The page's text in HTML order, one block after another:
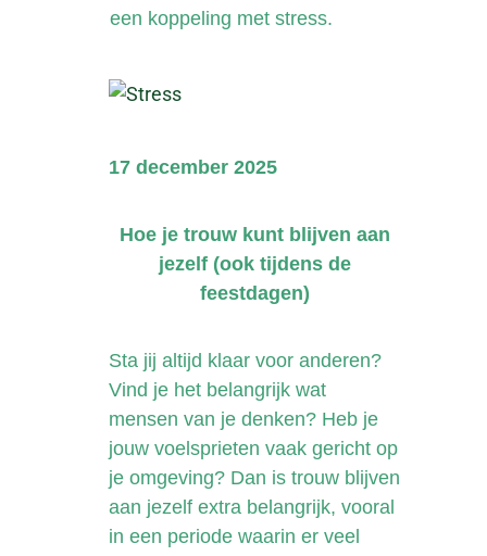
een koppeling met stress.
17 december 2025
Hoe je trouw kunt blijven aan
jezelf (ook tijdens de
feestdagen)
Sta jij altijd klaar voor anderen?
Vind je het belangrijk wat
mensen van je denken? Heb je
jouw voelsprieten vaak gericht op
je omgeving? Dan is trouw blijven
aan jezelf extra belangrijk, vooral
in een periode waarin er veel